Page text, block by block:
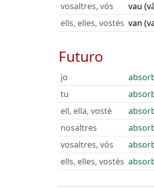
vosaltres, vós
vau
ells, elles, vostès van
Futuro
jo
tu
ell, ella, vostè
nosaltres
vosaltres, vós
ells, elles, vostès